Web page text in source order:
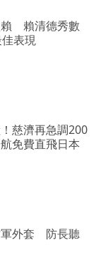
賴 賴清德秀數
表現
慈濟再急調200
免費直飛日本
軍外套 防長聽